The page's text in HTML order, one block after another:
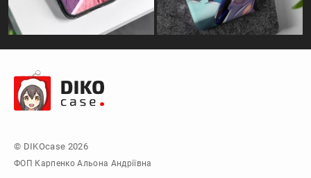
© DIKOcase 2026
ФОП Карпенко Альона Андріївна